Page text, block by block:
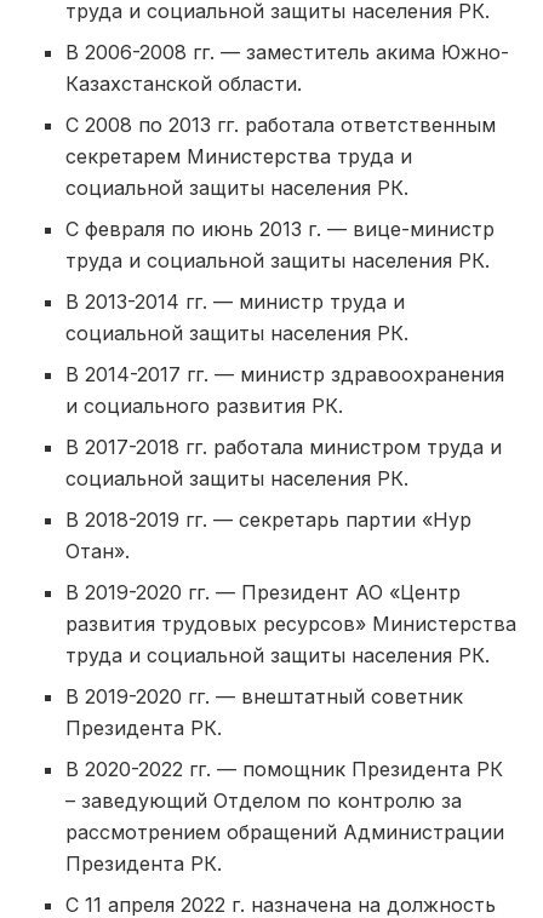
труда и социальной защиты населения РК.
В 2006-2008 гг. — заместитель акима Южно-
Казахстанской области.
С 2008 по 2013 гг. работала ответственным
секретарем Министерства труда и
социальной защиты населения РК.
С февраля по июнь 2013 г. — вице-министр
труда и социальной защиты населения РК.
В 2013-2014 гг. — министр труда и
социальной защиты населения РК.
В 2014-2017 гг. — министр здравоохранения
и социального развития РК.
В 2017-2018 гг. работала министром труда и
социальной защиты населения РК.
В 2018-2019 гг. — секретарь партии «Нур
Отан».
В 2019-2020 гг. — Президент АО «Центр
развития трудовых ресурсов» Министерства
труда и социальной защиты населения РК.
В 2019-2020 гг. — внештатный советник
Президента РК.
В 2020-2022 гг. — помощник Президента РК
– заведующий Отделом по контролю за
рассмотрением обращений Администрации
Президента РК.
С 11 апреля 2022 г. назначена на должность